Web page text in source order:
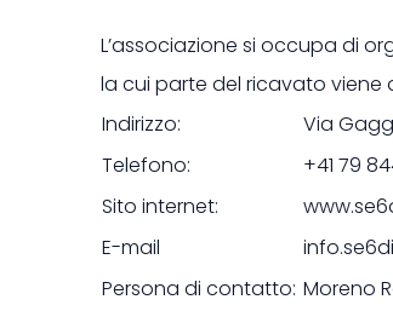
L’associazione si occupa di
la cui parte del ricavato viene
Indirizzo:
Via
Telefono:
+41 79
Sito internet:
E-mail
Persona di contatto: Moreno